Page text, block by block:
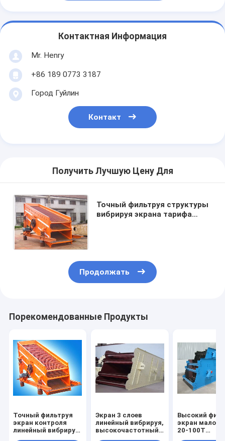
Контактная Информация
Mr. Henry
+86 189 0773 3187
Город Гуйлин
Контакт
Получить Лучшую Цену Для
Точный фильтруя структуры
вибрируя экрана тарифа
Продолжать
Порекомендованные Продукты
Точный фильтруя
экран контроля
линейный вибрируя,
Экран 3 слоев
линейный вибрируя,
высокочастотный
Высокий
экран
20-100Т